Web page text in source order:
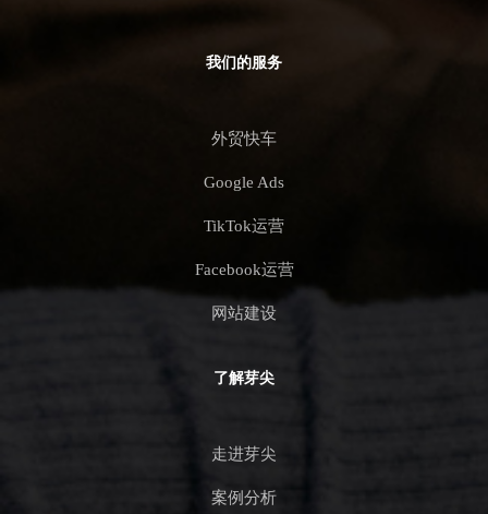
我们的服务
外贸快车
Google Ads
TikTok运营
Facebook运营
网站建设
了解芽尖
走进芽尖
案例分析